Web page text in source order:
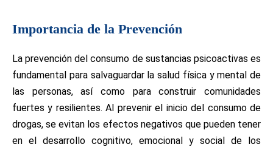
Importancia de la Prevención
La prevención del consumo de sustancias psicoactivas es
fundamental para salvaguardar la salud física y mental de
las personas, así como para construir comunidades
fuertes y resilientes. Al prevenir el inicio del consumo de
drogas, se evitan los efectos negativos que pueden tener
en el desarrollo cognitivo, emocional y social de los